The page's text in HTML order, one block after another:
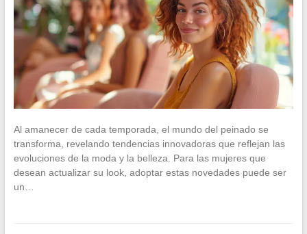
Al amanecer de cada temporada, el mundo del peinado se
transforma, revelando tendencias innovadoras que reflejan las
evoluciones de la moda y la belleza. Para las mujeres que
desean actualizar su look, adoptar estas novedades puede ser
un…